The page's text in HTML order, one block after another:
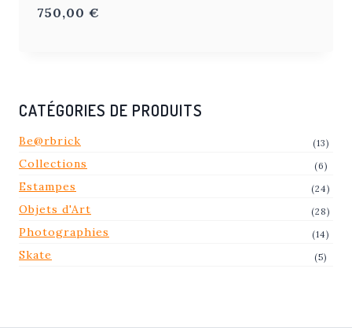
750,00 €
CATÉGORIES DE PRODUITS
Be@rbrick (13)
Collections (6)
Estampes (24)
Objets d'Art (28)
Photographies (14)
Skate (5)